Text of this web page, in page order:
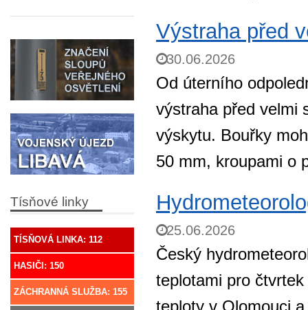
Tísňové linky
TÍSŇOVÁ LINKA: 112
HASIČI: 150
ZÁCHRANNÁ SLUŽBA: 155
Výstraha před
30.06.2026
Od úterního
výstraha před velmi
výskytu. Bouřky
50 mm, kroupami o
25.06.2026
Český
teplotami pro